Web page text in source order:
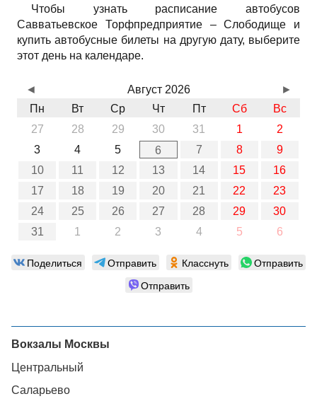
Чтобы узнать расписание автобусов
Савватьевское Торфпредприятие – Слободище и
купить автобусные билеты на другую дату, выберите
этот день на календаре.
Август 2026
Пн
Вт Ср Чт Пт Сб
Вс
27
28 29 30 31 1
2
3
4 5 6 7 8
9
10
11 12 13 14 15
16
17
18 19 20 21 22
23
24
25 26 27 28 29
30
31
1 2 3 4 5 6
◄ ►
Поделиться Отправить Класснуть
Отправить
Отправить
Вокзалы Москвы
Центральный
Саларьево